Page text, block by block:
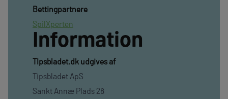
Bettingpartnere
SpilXperten
Information
TIpsbladet.dk udgives af
Tipsbladet ApS
Sankt Annæ Plads 28